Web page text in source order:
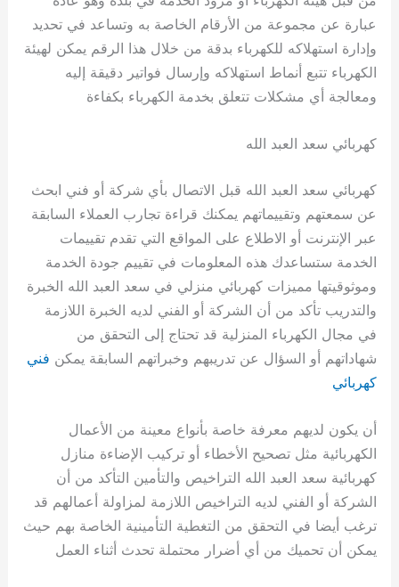
عبارة عن مجموعة من الأرقام الخاصة به وتساعد في تحديد
وإدارة استهلاكه للكهرباء بدقة من خلال هذا الرقم يمكن لهيئة
الكهرباء تتبع أنماط استهلاكه وإرسال فواتير دقيقة إليه
ومعالجة أي مشكلات تتعلق بخدمة الكهرباء بكفاءة
كهربائي سعد العبد الله
كهربائي سعد العبد الله قبل الاتصال بأي شركة أو فني ابحث
عن سمعتهم وتقييماتهم يمكنك قراءة تجارب العملاء السابقة
عبر الإنترنت أو الاطلاع على المواقع التي تقدم تقييمات
الخدمة ستساعدك هذه المعلومات في تقييم جودة الخدمة
وموثوقيتها مميزات كهربائي منزلي في سعد العبد الله الخبرة
والتدريب تأكد من أن الشركة أو الفني لديه الخبرة اللازمة
في مجال الكهرباء المنزلية قد تحتاج إلى التحقق من
شهاداتهم أو السؤال عن تدريبهم وخبراتهم السابقة يمكن فني
كهربائي
أن يكون لديهم معرفة خاصة بأنواع معينة من الأعمال
الكهربائية مثل تصحيح الأخطاء أو تركيب الإضاءة منازل
كهربائية سعد العبد الله التراخيص والتأمين التأكد من أن
الشركة أو الفني لديه التراخيص اللازمة لمزاولة أعمالهم قد
ترغب أيضا في التحقق من التغطية التأمينية الخاصة بهم حيث
يمكن أن تحميك من أي أضرار محتملة تحدث أثناء العمل